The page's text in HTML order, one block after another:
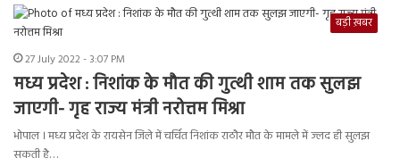
बड़ी ख़बर
27 July 2022 - 3:07 PM
मध्य प्रदेश : निशांक के मौत की गुत्थी शाम तक सुलझ
जाएगी- गृह राज्य मंत्री नरोत्तम मिश्रा
भोपाल । मध्य प्रदेश के रायसेन जिले में चर्चित निशांक राठौर मौत के मामले में ज्लद ही सुलझ
सकती है…